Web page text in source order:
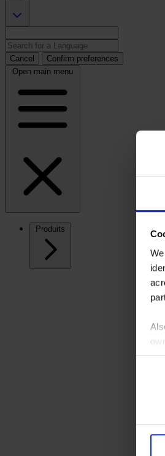
Cancel
Confirm preferences
Open main menu
Produits